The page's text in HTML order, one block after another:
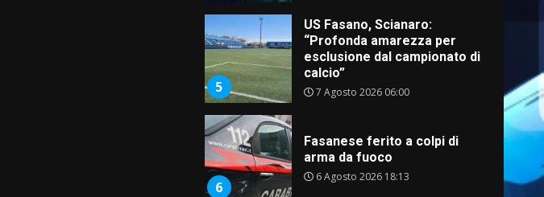
5
US Fasano, Scianaro:
“Profonda amarezza per
esclusione dal campionato di
calcio”
7 Agosto 2026 06:00
6
Fasanese ferito a colpi di
arma da fuoco
6 Agosto 2026 18:13